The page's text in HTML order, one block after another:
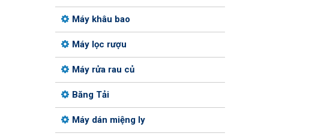
Máy khâu bao
Máy lọc rượu
Máy rửa rau củ
Băng Tải
Máy dán miệng ly